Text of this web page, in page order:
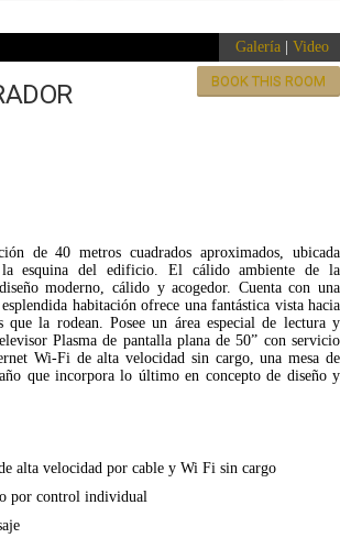
Galería Video
BOOK THIS ROOM
de 40 metros cuadrados aproximados, ubicada
la esquina del edificio. El cálido ambiente de la
moderno, cálido y acogedor. Cuenta con una
habitación ofrece una fantástica vista hacia
la rodean. Posee un área especial de lectura y
Plasma de pantalla plana de 50” con servicio
Wi-Fi de alta velocidad sin cargo, una mesa de
que incorpora lo último en concepto de diseño y
alta velocidad por cable y Wi Fi sin cargo
por control individual